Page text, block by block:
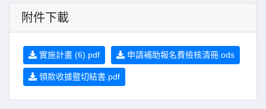
附件下載
實施計畫 (6).pdf 申請補助報名費檢核清冊.ods
領款收據暨切結書.pdf